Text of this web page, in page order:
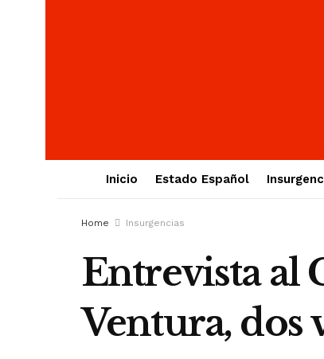
Inicio Estado Español
Home Insurgencias
Entrevista al
Ventura, dos